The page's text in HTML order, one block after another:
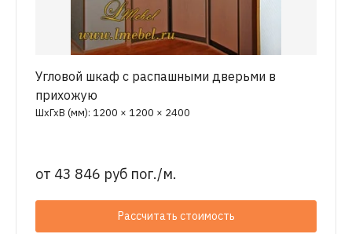
Угловой шкаф с распашными дверьми в
прихожую
ШхГхВ (мм): 1200 × 1200 × 2400
от 43 846 руб пог./м.
Рассчитать стоимость